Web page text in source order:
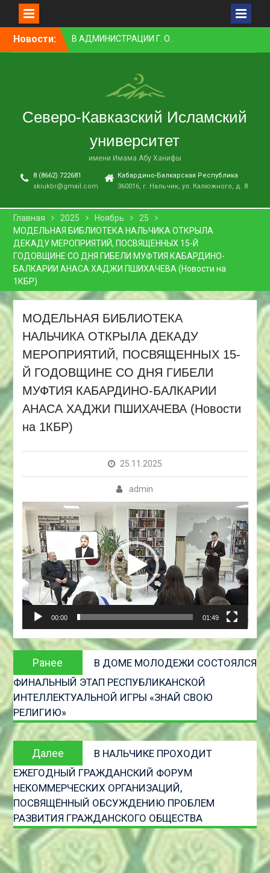
Перейти
Новости:
В АДМИНИСТРАЦИИ Г. О.
НАЛЬЧИК ПРОШЛО
МЕЖНАЦИОНАЛЬНЫХ И
МЕЖКОНФЕССИОНАЛЬНЫХ
ОТНОШЕНИЙ
ЗАНЯЛ ПЕРВОЕ МЕСТО В
НОМИНАЦИИ «ЛУЧШАЯ
В НАЛЬЧИКЕ СОСТОЯЛСЯ
ПРЕМЬЕРНЫЙ ПОКАЗ
ОЖИДАНИЯ»
В СКИУ ПРОШЛИ
ВСТУПИТЕЛЬНЫЕ
ЭКЗАМЕНЫ
Северо-Кавказский Исламский
университет
имени Имама Абу Ханифы
8 (8662) 722681
skiukbr@gmail.com
Кабардино-Балкарская Республика
360016, г. Нальчик, ул. Калюжного, д. 8
Главная 2025 Ноябрь
25
МОДЕЛЬНАЯ БИБЛИОТЕКА НАЛЬЧИКА ОТКРЫЛА
ДЕКАДУ МЕРОПРИЯТИЙ, ПОСВЯЩЕННЫХ 15-Й
ГОДОВЩИНЕ СО ДНЯ ГИБЕЛИ МУФТИЯ КАБАРДИНО-
БАЛКАРИИ АНАСА ХАДЖИ ПШИХАЧЕВА (Новости на
1КБР)
МОДЕЛЬНАЯ БИБЛИОТЕКА
НАЛЬЧИКА ОТКРЫЛА ДЕКАДУ
МЕРОПРИЯТИЙ, ПОСВЯЩЕННЫХ 15-
Й ГОДОВЩИНЕ СО ДНЯ ГИБЕЛИ
МУФТИЯ КАБАРДИНО-БАЛКАРИИ
АНАСА ХАДЖИ ПШИХАЧЕВА (Новости
на 1КБР)
25.11.2025
admin
00:00 01:49
Навигация
записям
Ранее
Предыдущая
запись:
В ДОМЕ МОЛОДЕЖИ СОСТОЯЛСЯ
ФИНАЛЬНЫЙ ЭТАП РЕСПУБЛИКАНСКОЙ
ИНТЕЛЛЕКТУАЛЬНОЙ ИГРЫ «ЗНАЙ СВОЮ
РЕЛИГИЮ»
Далее
Следующая
запись
В НАЛЬЧИКЕ ПРОХОДИТ
ЕЖЕГОДНЫЙ ГРАЖДАНСКИЙ ФОРУМ
НЕКОММЕРЧЕСКИХ ОРГАНИЗАЦИЙ,
ПОСВЯЩЁННЫЙ ОБСУЖДЕНИЮ ПРОБЛЕМ
РАЗВИТИЯ ГРАЖДАНСКОГО ОБЩЕСТВА